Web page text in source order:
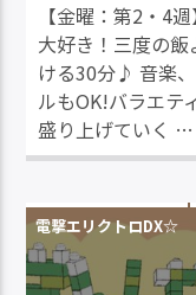
【金曜：第2・4
大好き！三度の
ける30分♪ 音楽
ルもOK!バラエテ
盛り上げていく …
電撃エリクトロDX☆